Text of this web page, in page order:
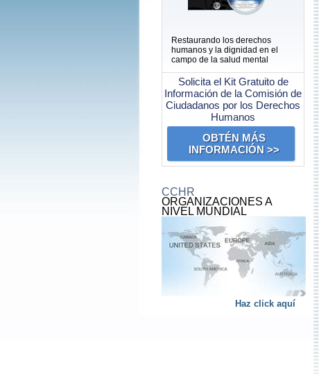
Restaurando los derechos
humanos y la dignidad en el
campo de la salud mental
Solicita el Kit Gratuito de
Información de la Comisión de
Ciudadanos por los Derechos
Humanos
OBTÉN MÁS
INFORMACIÓN >>
CCHR
ORGANIZACIONES A
NIVEL MUNDIAL
Haz click aquí